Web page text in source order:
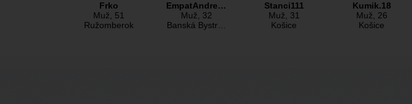
Frko
Muž, 51
Ružomberok
EmpatAndre…
Muž, 32
Banská Bystr…
Stanci111
Muž, 31
Košice
Kumik.18
Muž, 26
Košice